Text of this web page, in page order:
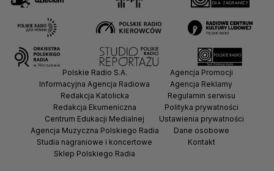
Polskie Radio S.A.
Informacyjna Agencja Radiowa
Redakcja Katolicka
Redakcja Ekumeniczna
Centrum Edukacji Medialnej
Agencja Muzyczna Polskiego Radia
Studia nagraniowe i koncertowe
Sklep Polskiego Radia
Agencja Promocji
Agencja Reklamy
Regulamin serwisu
Polityka prywatności
Ustawienia prywatności
Dane osobowe
Kontakt